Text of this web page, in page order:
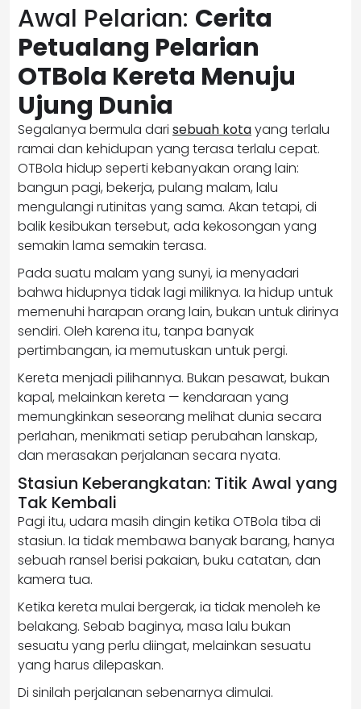
Awal Pelarian: Cerita
Petualang Pelarian
OTBola Kereta Menuju
Ujung Dunia
Segalanya bermula dari sebuah kotayang terlalu
ramai dan kehidupan yang terasa terlalu cepat.
OTBola hidup seperti kebanyakan orang lain:
bangun pagi, bekerja, pulang malam, lalu
mengulangi rutinitas yang sama. Akan tetapi, di
balik kesibukan tersebut, ada kekosongan yang
semakin lama semakin terasa.
Pada suatu malam yang sunyi, ia menyadari
bahwa hidupnya tidak lagi miliknya. Ia hidup untuk
memenuhi harapan orang lain, bukan untuk dirinya
sendiri. Oleh karena itu, tanpa banyak
pertimbangan, ia memutuskan untuk pergi.
Kereta menjadi pilihannya. Bukan pesawat, bukan
kapal, melainkan kereta — kendaraan yang
memungkinkan seseorang melihat dunia secara
perlahan, menikmati setiap perubahan lanskap,
dan merasakan perjalanan secara nyata.
Stasiun Keberangkatan: Titik Awal yang
Tak Kembali
Pagi itu, udara masih dingin ketika OTBola tiba di
stasiun. Ia tidak membawa banyak barang, hanya
sebuah ransel berisi pakaian, buku catatan, dan
kamera tua.
Ketika kereta mulai bergerak, ia tidak menoleh ke
belakang. Sebab baginya, masa lalu bukan
sesuatu yang perlu diingat, melainkan sesuatu
yang harus dilepaskan.
Di sinilah perjalanan sebenarnya dimulai.